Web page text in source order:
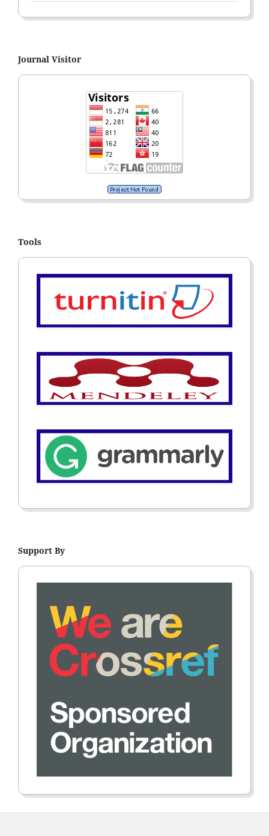
Journal Visitor
Tools
Support By